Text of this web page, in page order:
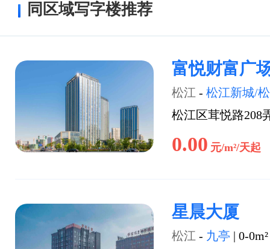
同区域写字楼推荐
富悦财富广
松江 - 松江新城/
松江区茸悦路208
0.00 元/m²/天起
星晨大厦
松江 - 九亭 | 0-0m²